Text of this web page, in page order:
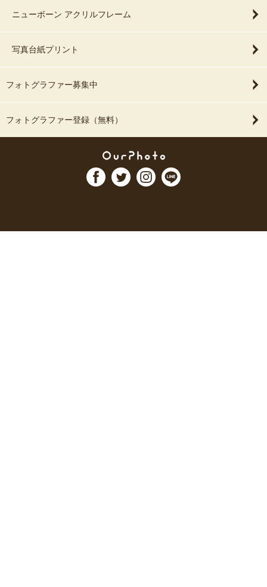
ニューボーン アクリルフレーム
写真台紙プリント
フォトグラファー募集中
フォトグラファー登録（無料）